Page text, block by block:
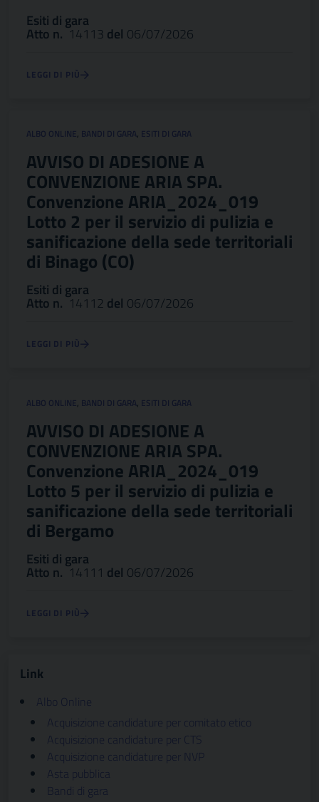
Esiti di gara
Atto n. 14113 del 06/07/2026
LEGGI DI PIÙ
ALBO ONLINE, BANDI DI GARA, ESITI DI GARA
AVVISO DI ADESIONE A
CONVENZIONE ARIA SPA.
Convenzione ARIA_2024_019
Lotto 2 per il servizio di pulizia e
sanificazione della sede territoriali
di Binago (CO)
Esiti di gara
Atto n. 14112 del 06/07/2026
LEGGI DI PIÙ
ALBO ONLINE, BANDI DI GARA, ESITI DI GARA
AVVISO DI ADESIONE A
CONVENZIONE ARIA SPA.
Convenzione ARIA_2024_019
Lotto 5 per il servizio di pulizia e
sanificazione della sede territoriali
di Bergamo
Esiti di gara
Atto n. 14111 del 06/07/2026
LEGGI DI PIÙ
Link
Albo Online
Acquisizione candidature per comitato etico
Acquisizione candidature per CTS
Acquisizione candidature per NVP
Asta pubblica
Bandi di gara